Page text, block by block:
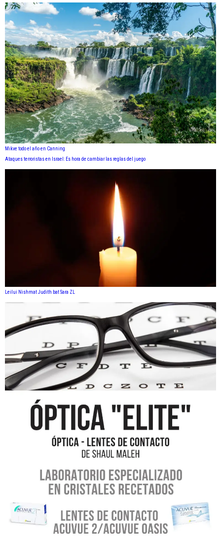
Mikve todo el año en Canning
Ataques terroristas en Israel: Es hora de cambiar las reglas del juego
Leilui Nishmat Judith bat Sara ZL